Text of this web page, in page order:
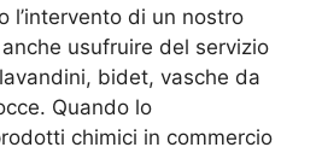
l’intervento di un nostro
usufruire del servizio
bidet, vasche da
Quando lo
chimici in commercio